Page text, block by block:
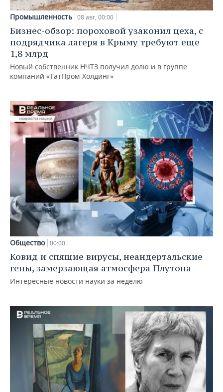
Промышленность 08 авг, 00:00
Бизнес-обзор: пороховой узаконил цеха, с
подрядчика лагеря в Крыму требуют еще
1,8 млрд
Новый собственник НЧТЗ получил долю и в группе
компаний «ТатПром-Холдинг»
Общество 00:00
Ковид и спящие вирусы, неандертальские
гены, замерзающая атмосфера Плутона
Интересные новости науки за неделю